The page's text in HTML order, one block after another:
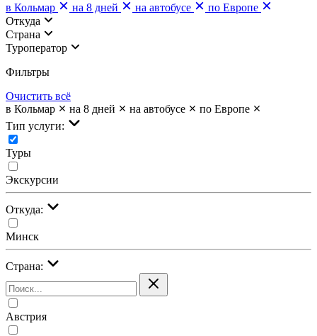
в Кольмар
на 8 дней на автобусе
по Европе
Откуда
Страна
Туроператор
Фильтры
Очистить всё
в Кольмар
на 8 дней на автобусе
по Европе
Тип услуги:
Туры
Экскурсии
Откуда:
Минск
Страна:
Австрия